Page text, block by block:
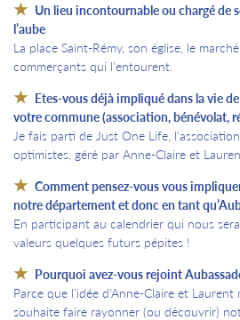
Un lieu incontournable ou chargé de
l’aube
La place Saint-Rémy, son église, le
commerçants qui l'entourent.
Etes-vous déjà impliqué dans la vie
votre commune (association, bénévolat,
Je fais parti de Just One Life,
optimistes, géré par Anne-Claire et
Comment pensez-vous vous
notre département et donc en tant
En participant au calendrier qui nous
valeurs quelques futurs pépites !
Pourquoi avez-vous rejoint
Parce que l'idée d'Anne-Claire et Laurent
souhaite faire rayonner (ou découvrir)